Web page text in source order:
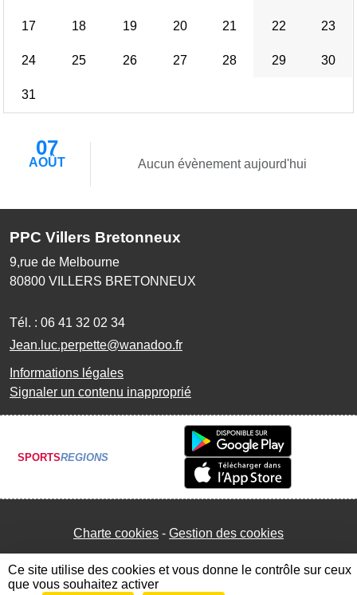
17 18 19 20 21 22 23
24 25 26 27 28 29 30
31
07
AOÛT Aucun évènement aujourd'hui
PPC Villers Bretonneux
9,rue de Melbourne
80800 VILLERS BRETONNEUX
Tél. : 06 41 32 02 34
Jean.luc.perpette@wanadoo.fr
Informations légales
Signaler un contenu inapproprié
SPORTSREGIONS
Charte cookies Gestion des cookies
Ce site utilise des cookies et vous donne le contrôle sur ceux
que vous souhaitez activer